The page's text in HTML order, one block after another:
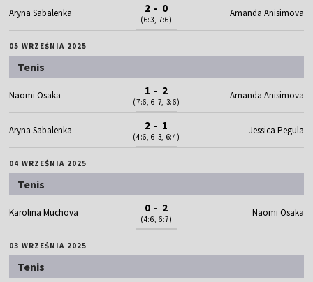
Aryna Sabalenka 2 - 0
(6:3, 7:6)
Amanda Anisimova
05 WRZEŚNIA 2025
Tenis
Naomi Osaka 1 - 2
(7:6, 6:7, 3:6)
Amanda Anisimova
Aryna Sabalenka 2 - 1
(4:6, 6:3, 6:4)
Jessica Pegula
04 WRZEŚNIA 2025
Tenis
Karolina Muchova 0 - 2
(4:6, 6:7)
Naomi Osaka
03 WRZEŚNIA 2025
Tenis